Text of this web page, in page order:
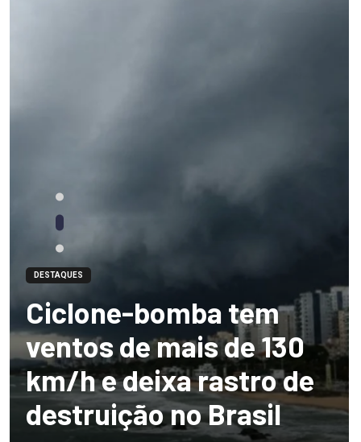
DESTAQUES
Ciclone-bomba tem
ventos de mais de 130
km/h e deixa rastro de
destruição no Brasil